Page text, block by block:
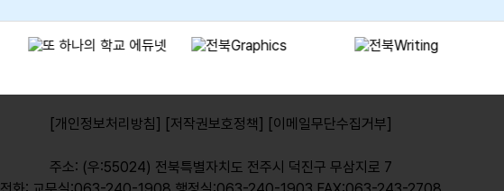
[개인정보처리방침] [저작권보호정책] [이메일무단수집거부]
주소: (우:55024) 전북특별자치도 전주시 덕진구 무삼지로 7